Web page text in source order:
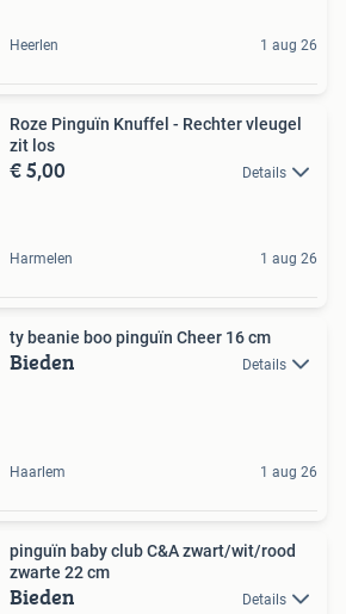
Heerlen 1 aug 26
Roze Pinguïn Knuffel - Rechter vleugel
zit los
€ 5,00 Details
Harmelen 1 aug 26
ty beanie boo pinguïn Cheer 16 cm
Bieden Details
Haarlem 1 aug 26
pinguïn baby club C&A zwart/wit/rood
zwarte 22 cm
Bieden Details